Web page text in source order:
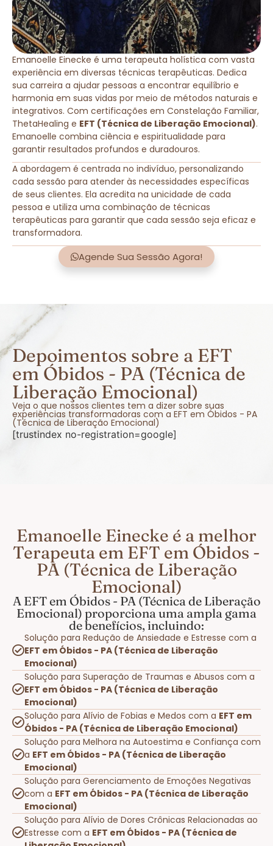
Emanoelle Einecke é uma terapeuta holística com vasta
experiência em diversas técnicas terapêuticas. Dedica
sua carreira a ajudar pessoas a encontrar equilíbrio e
harmonia em suas vidas por meio de métodos naturais e
integrativos. Com certificações em Constelação Familiar,
ThetaHealing e EFT (Técnica de Liberação Emocional).
Emanoelle combina ciência e espiritualidade para
garantir resultados profundos e duradouros.
A abordagem é centrada no indivíduo, personalizando
cada sessão para atender às necessidades específicas
de seus clientes. Ela acredita na unicidade de cada
pessoa e utiliza uma combinação de técnicas
terapêuticas para garantir que cada sessão seja eficaz e
transformadora.
Agende Sua Sessão Agora!
Depoimentos sobre a EFT
em Óbidos - PA (Técnica de
Liberação Emocional)
Veja o que nossos clientes tem a dizer sobre suas
experiências transformadoras com a EFT em Óbidos - PA
(Técnica de Liberação Emocional)
[trustindex no-registration=google]
Emanoelle Einecke é a melhor
Terapeuta em EFT em Óbidos -
PA (Técnica de Liberação
Emocional)
A EFT em Óbidos - PA (Técnica de Liberação
Emocional) proporciona uma ampla gama
de benefícios, incluindo:
Solução para Redução de Ansiedade e Estresse com a
EFT em Óbidos - PA (Técnica de Liberação
Emocional)
Solução para Superação de Traumas e Abusos com a
EFT em Óbidos - PA (Técnica de Liberação
Emocional)
Solução para Alívio de Fobias e Medos com a EFT em
Óbidos - PA (Técnica de Liberação Emocional)
Solução para Melhora na Autoestima e Confiança com
a EFT em Óbidos - PA (Técnica de Liberação
Emocional)
Solução para Gerenciamento de Emoções Negativas
com a EFT em Óbidos - PA (Técnica de Liberação
Emocional)
Solução para Alívio de Dores Crônicas Relacionadas ao
Estresse com a EFT em Óbidos - PA (Técnica de